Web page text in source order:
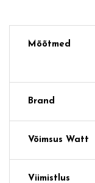
Mõõtmed
Brand
Võimsus Watt
Viimistlus